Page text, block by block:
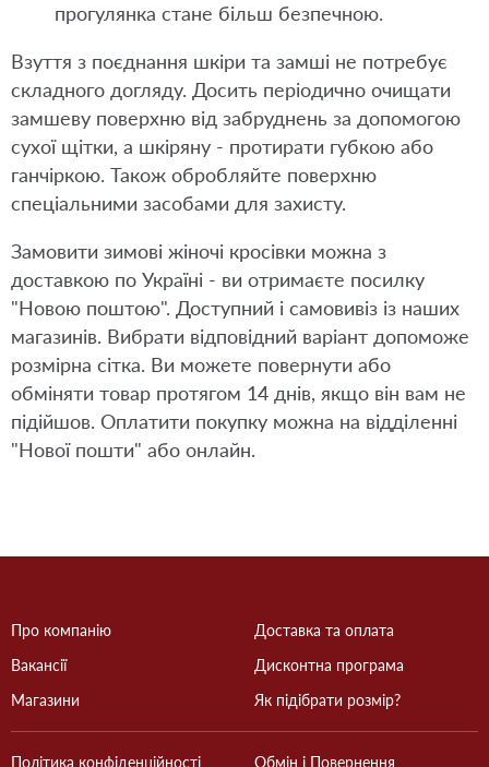
прогулянка стане більш безпечною.
Взуття з поєднання шкіри та замші не потребує
складного догляду. Досить періодично очищати
замшеву поверхню від забруднень за допомогою
сухої щітки, а шкіряну - протирати губкою або
ганчіркою. Також обробляйте поверхню
спеціальними засобами для захисту.
Замовити зимові жіночі кросівки можна з
доставкою по Україні - ви отримаєте посилку
"Новою поштою". Доступний і самовивіз із наших
магазинів. Вибрати відповідний варіант допоможе
розмірна сітка. Ви можете повернути або
обміняти товар протягом 14 днів, якщо він вам не
підійшов. Оплатити покупку можна на відділенні
"Нової пошти" або онлайн.
Про компанію
Вакансії
Магазини
Доставка та оплата
Дисконтна програма
Як підібрати розмір?
Політика конфіденційності Обмін і Повернення